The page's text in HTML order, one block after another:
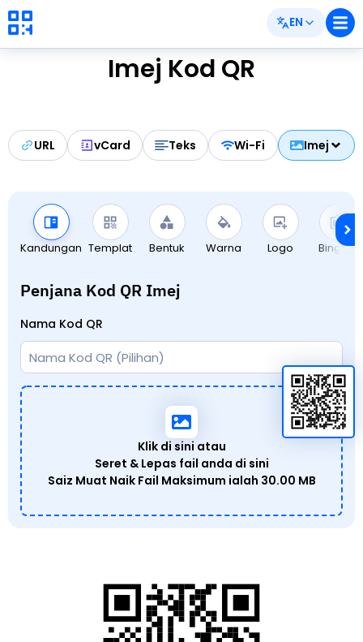
EN
Imej Kod QR
URL vCard Teks Wi-Fi Imej
Kandungan Templat Bentuk Warna Logo Bingkai
Penjana Kod QR Imej
Nama Kod QR
Klik di sini atau
Seret & Lepas fail anda di sini
Saiz Muat Naik Fail Maksimum ialah 30.00 MB